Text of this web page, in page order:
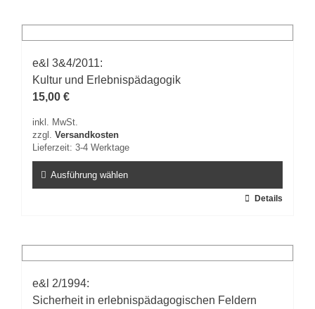
mehrere
Varianten
Die
Optionen
können
der
Produktseite
werden
e&l 3&4/2011:
Kultur und Erlebnispädagogik
15,00 €
inkl. MwSt.
zzgl. Versandkosten
Lieferzeit: 3-4 Werktage
Ausführung wählen
mehrere
Varianten
Die
Optionen
Details
e&l 2/1994:
Sicherheit in erlebnispädagogischen Feldern